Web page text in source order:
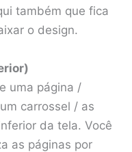
também que fica
o design.
uma página /
carrossel / as
da tela. Você
as páginas por